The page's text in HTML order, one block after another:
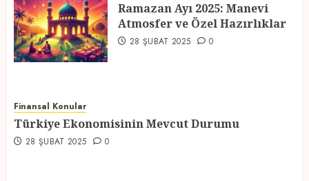
5
28 ŞUBAT 2025 0
Ramazan Ayı 2025: Manevi
Atmosfer ve Özel Hazırlıklar
28 ŞUBAT 2025 0
Finansal Konular
Türkiye Ekonomisinin Mevcut Durumu
28 ŞUBAT 2025 0